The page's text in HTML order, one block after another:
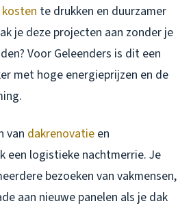
kosten te drukken en duurzamer
je deze projecten aan zonder je
Voor Geleenders is dit een
met hoge energieprijzen en de
van dakrenovatie en
een logistieke nachtmerrie. Je
bezoeken van vakmensen,
aan nieuwe panelen als je dak